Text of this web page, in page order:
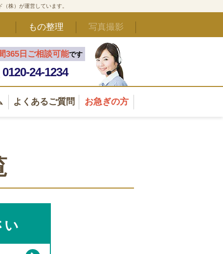
株）が運営しています。
もの整理 写真撮影
365日ご相談可能です
0120-24-1234
よくあるご質問 お急ぎの方
い